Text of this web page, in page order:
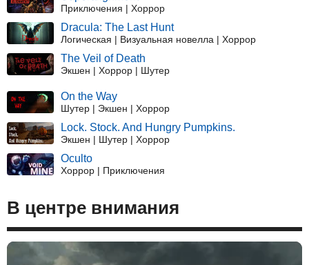
Приключения | Хоррор
Dracula: The Last Hunt
Логическая | Визуальная новелла | Хоррор
The Veil of Death
Экшен | Хоррор | Шутер
On the Way
Шутер | Экшен | Хоррор
Lock. Stock. And Hungry Pumpkins.
Экшен | Шутер | Хоррор
Oculto
Хоррор | Приключения
В центре внимания